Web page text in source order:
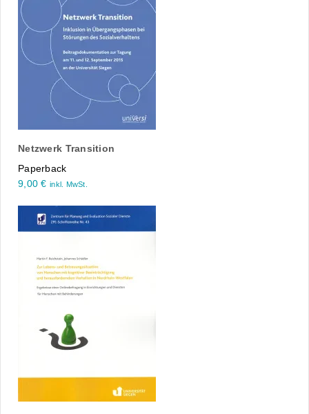
Netzwerk Transition
Paperback
9,00€ inkl. MwSt.